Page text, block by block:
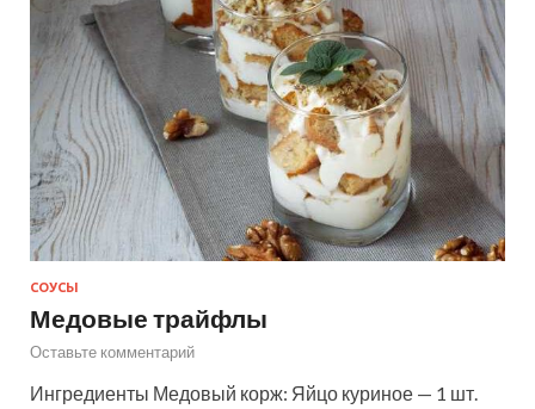
СОУСЫ
Медовые трайфлы
Оставьте комментарий
Ингредиенты Медовый корж: Яйцо куриное — 1 шт.